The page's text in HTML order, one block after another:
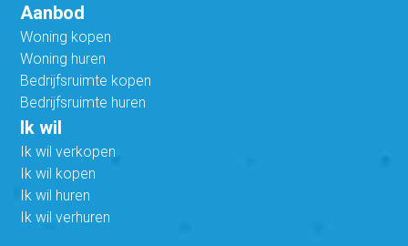
Aanbod
Woning kopen
Woning huren
Bedrijfsruimte kopen
Bedrijfsruimte huren
Ik wil
Ik wil verkopen
Ik wil kopen
Ik wil huren
Ik wil verhuren